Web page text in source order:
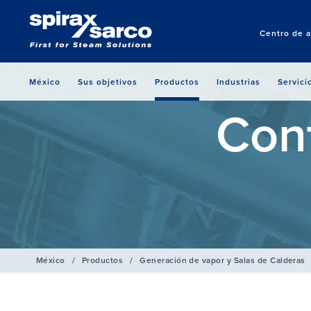
Centro de
México Sus objetivos Productos Industrias
México / Productos / Generación de vapor y Salas de Calderas